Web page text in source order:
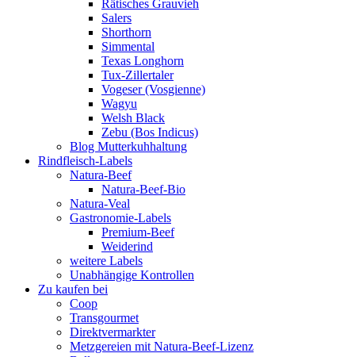
Rätisches Grauvieh
Salers
Shorthorn
Simmental
Texas Longhorn
Tux-Zillertaler
Vogeser (Vosgienne)
Wagyu
Welsh Black
Zebu (Bos Indicus)
Blog Mutterkuhhaltung
Rindfleisch-Labels
Natura-Beef
Natura-Beef-Bio
Natura-Veal
Gastronomie-Labels
Premium-Beef
Weiderind
weitere Labels
Unabhängige Kontrollen
Zu kaufen bei
Coop
Transgourmet
Direktvermarkter
Metzgereien mit Natura-Beef-Lizenz